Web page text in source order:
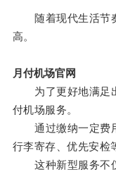
随着现代生活节奏
高。
月付机场官网
为了更好地满足出
付机场服务。
通过缴纳一定费用
行李寄存、优先安检
这种新型服务不仅